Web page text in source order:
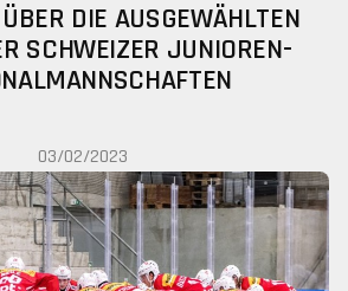
DIE AUSGEWÄHLTEN
SCHWEIZER JUNIOREN-
03/02/2023